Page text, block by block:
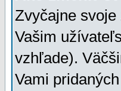
Zvyčajne
Vašim
vzhľade).
Vami